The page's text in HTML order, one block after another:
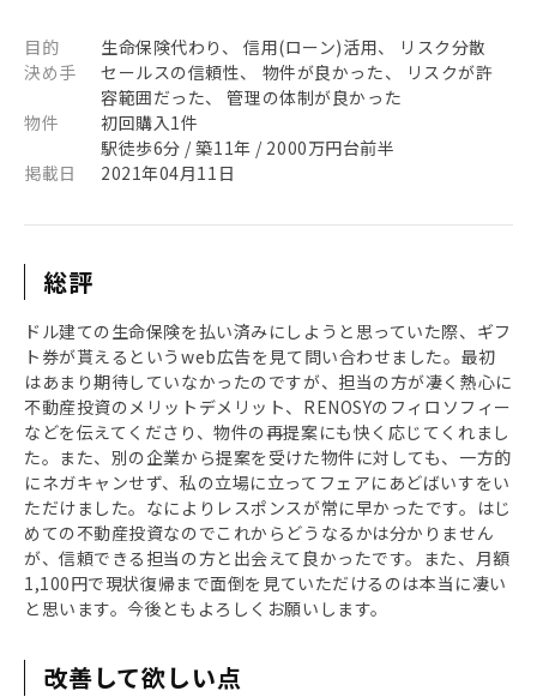
目的
生命保険代わり、 信用(ローン)活用、 リスク分散
決め手
セールスの信頼性、 物件が良かった、 リスクが許
容範囲だった、 管理の体制が良かった
物件
初回購入1件
駅徒歩6分 / 築11年 / 2000万円台前半
掲載日
2021年04月11日
総評
ドル建ての生命保険を払い済みにしようと思っていた際、ギフ
ト券が貰えるというweb広告を見て問い合わせました。最初
はあまり期待していなかったのですが、担当の方が凄く熱心に
不動産投資のメリットデメリット、RENOSYのフィロソフィー
などを伝えてくださり、物件の再提案にも快く応じてくれまし
た。また、別の企業から提案を受けた物件に対しても、一方的
にネガキャンせず、私の立場に立ってフェアにあどばいすをい
ただけました。なによりレスポンスが常に早かったです。はじ
めての不動産投資なのでこれからどうなるかは分かりません
が、信頼できる担当の方と出会えて良かったです。また、月額
1,100円で現状復帰まで面倒を見ていただけるのは本当に凄い
と思います。今後ともよろしくお願いします。
改善して欲しい点